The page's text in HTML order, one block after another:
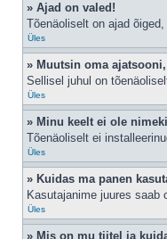
» Ajad on valed!
Tõenäoliselt on ajad
Üles
» Muutsin oma
Sellisel juhul on
Üles
» Minu keelt ei ole
Tõenäoliselt ei
Üles
» Kuidas ma panen
Kasutajanime juures
Üles
» Mis on mu tiitel ja